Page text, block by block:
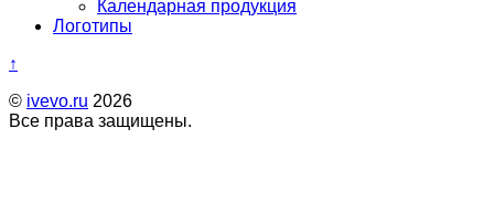
Календарная продукция
Логотипы
↑
© ivevo.ru 2026
Все права защищены.